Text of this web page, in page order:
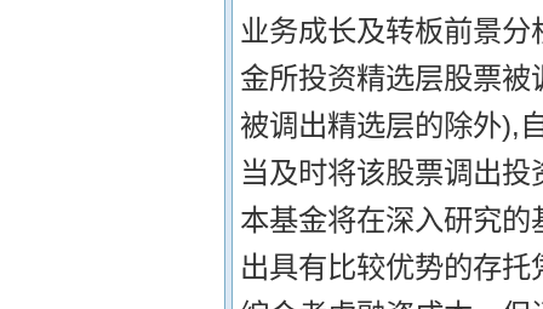
业务成长及转板前景
金所投资精选层股票
被调出精选层的除外),
当及时将该股票调出
本基金将在深入研究
出具有比较优势的存